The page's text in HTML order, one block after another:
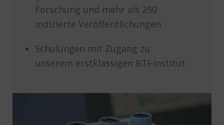
Forschung und mehr als 250
indizierte Veröffentlichungen
Schulungen mit Zugang zu
unserem erstklassigen BTI-Institut